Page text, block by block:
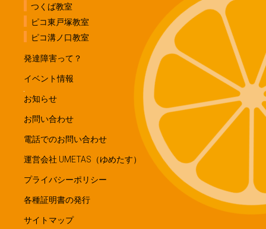
つくば教室
ピコ東戸塚教室
ピコ溝ノ口教室
発達障害って？
イベント情報
お知らせ
お問い合わせ
電話でのお問い合わせ
運営会社 UMETAS（ゆめたす）
プライバシーポリシー
各種証明書の発行
サイトマップ